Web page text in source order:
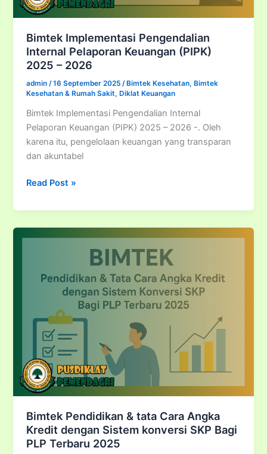
Bimtek Implementasi Pengendalian
Internal Pelaporan Keuangan (PIPK)
2025 – 2026
admin /16 September 2025 /Bimtek Kesehatan,Bimtek
Kesehatan & Rumah Sakit,Diklat Keuangan
Bimtek Implementasi Pengendalian Internal
Pelaporan Keuangan (PIPK) 2025 – 2026 -. Oleh
karena itu, pengelolaan keuangan yang transparan
dan akuntabel
Bimtek
Pengendalian
Internal
Pelaporan
2025
Read Post »
Bimtek Pendidikan & tata Cara Angka
Kredit dengan Sistem konversi SKP Bagi
PLP Terbaru 2025